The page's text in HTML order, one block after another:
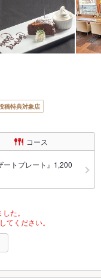
稿特典対象店
コース
ートプレート』1,200
た。
てください。